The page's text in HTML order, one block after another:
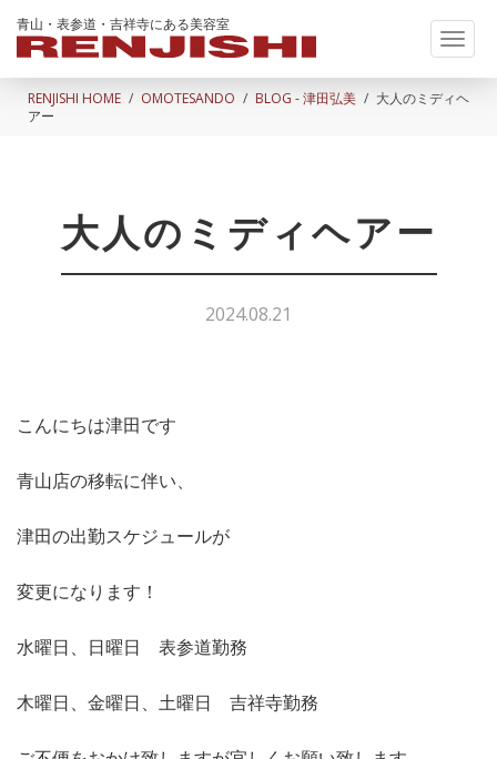
青山・表参道・吉祥寺にある美容室
RENJISHI HOME OMOTESANDO BLOG - 津田弘美
大人のミディヘ
アー
大人のミディヘアー
2024.08.21
こんにちは津田です
青山店の移転に伴い、
津田の出勤スケジュールが
変更になります！
水曜日、日曜日 表参道勤務
木曜日、金曜日、土曜日 吉祥寺勤務